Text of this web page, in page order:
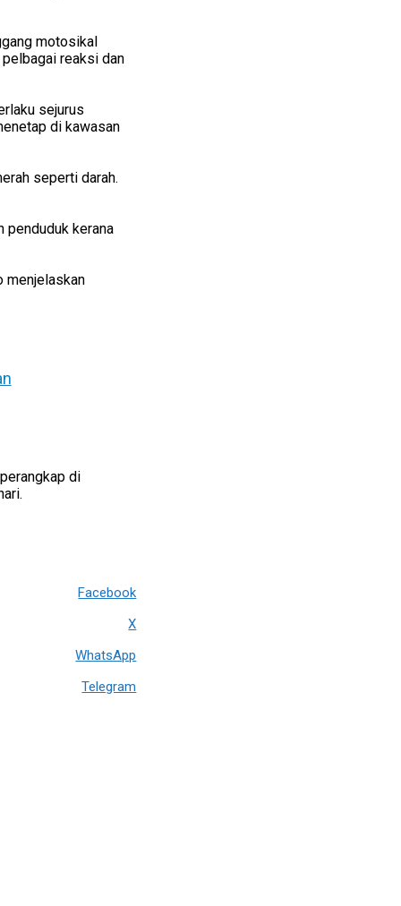
motosikal
reaksi dan
sejurus
di kawasan
seperti darah.
penduduk kerana
menjelaskan
di
Facebook
X
WhatsApp
Telegram